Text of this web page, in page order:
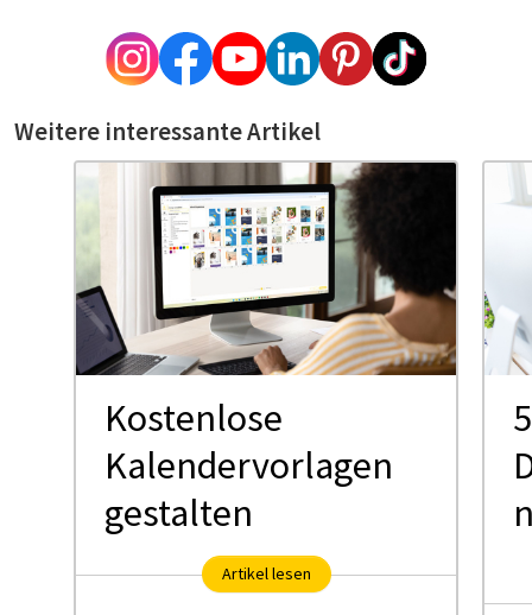
Weitere interessante Artikel
Kostenlose
Kalendervorlagen
gestalten
Artikel lesen